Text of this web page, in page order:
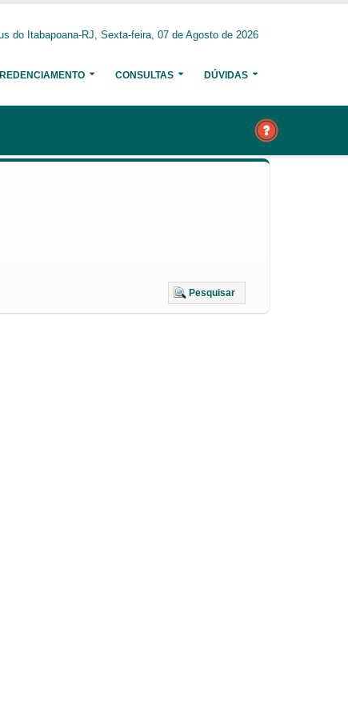
do Itabapoana-RJ, Sexta-feira, 07 de Agosto de 2026
CONSULTAS DÚVIDAS
Pesquisar